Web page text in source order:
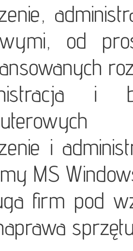
od
i
i
MS
firm pod